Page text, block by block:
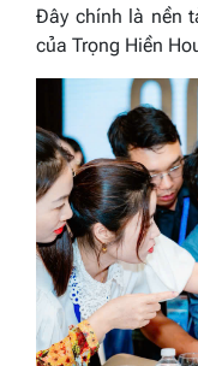
Đây chính là nền
của Trọng Hiền